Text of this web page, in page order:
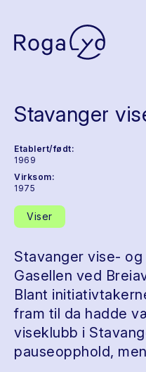
Stavanger
Etablert/født:
1969
Virksom:
1975
Viser
Stavanger vise-
Gasellen ved
Blant
fram til da hadde
viseklubb i
pauseopphold,